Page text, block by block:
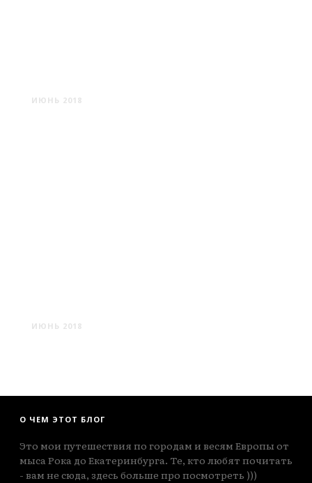
ИЮНЬ 2018
ИЮНЬ 2018
О ЧЕМ ЭТОТ БЛОГ
Это мои путешествия по городам и весям Европы от
мыса Рока до Екатеринбурга. Те, кто любят почитать
- вам не сюда, здесь больше про посмотреть )))